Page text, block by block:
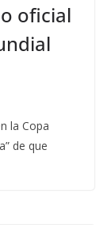
oficial
la Copa
de que